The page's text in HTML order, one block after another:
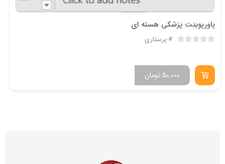
پاورپوینت پزشکی هسته ای
پرستاری
تومان 50,000